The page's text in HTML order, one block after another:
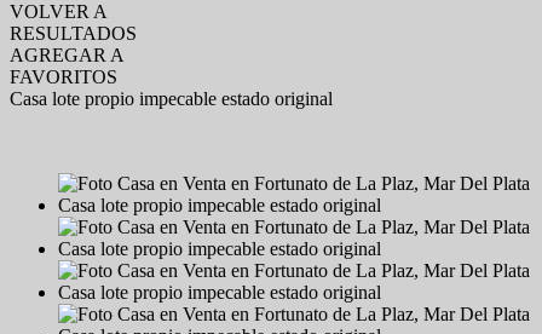
VOLVER A
RESULTADOS
AGREGAR A
FAVORITOS
Casa lote propio impecable estado original